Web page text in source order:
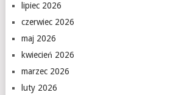
lipiec 2026
czerwiec 2026
maj 2026
kwiecień 2026
marzec 2026
luty 2026